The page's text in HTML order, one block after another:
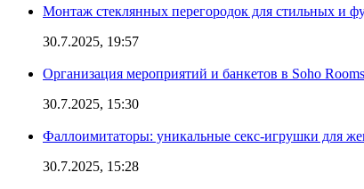
Монтаж стеклянных перегородок для стильных и
30.7.2025, 19:57
Организация мероприятий и банкетов в Soho Rooms
30.7.2025, 15:30
Фаллоимитаторы: уникальные секс-игрушки для
30.7.2025, 15:28